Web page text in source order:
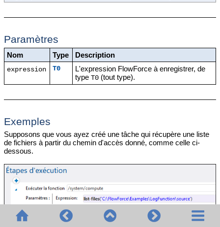
Paramètres
Nom Type Description
expression T0
L'expression FlowForce à enregistrer, de
typeT0 (tout type).
Exemples
Supposons que vous ayez créé une tâche qui récupère une liste
de fichiers à partir du chemin d'accès donné, comme celle ci-
dessous.